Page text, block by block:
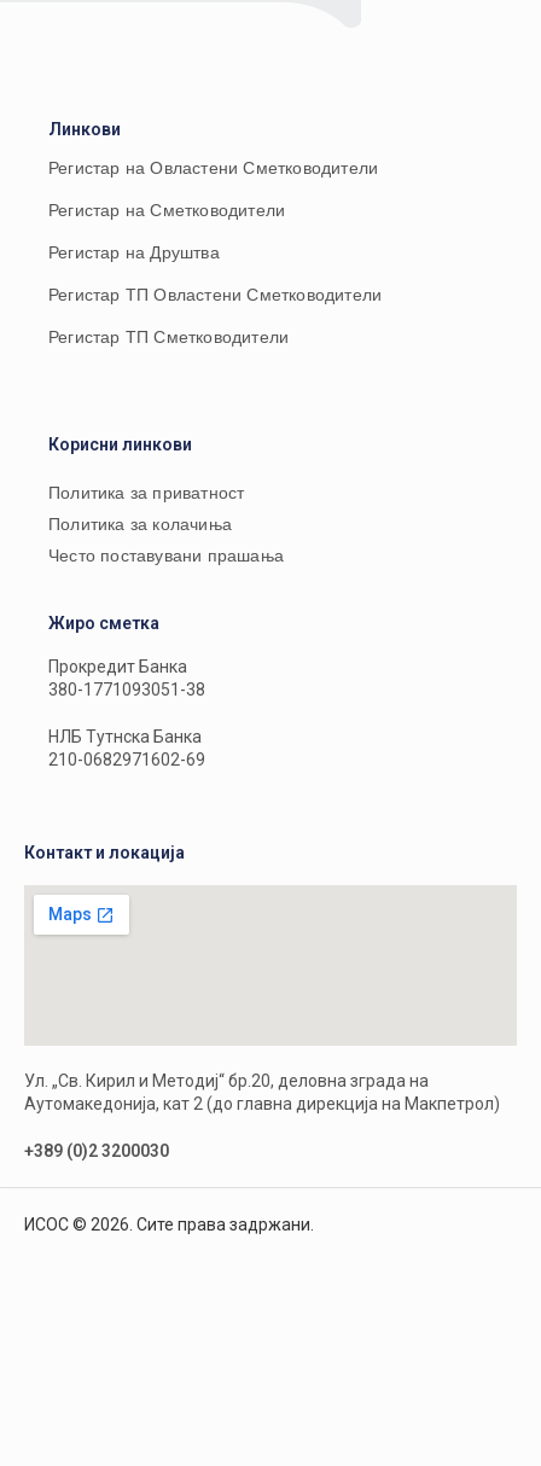
Линкови
Регистар на Овластени Сметководители
Регистар на Сметководители
Регистар на Друштва
Регистар ТП Овластени Сметководители
Регистар ТП Сметководители
Корисни линкови
Политика за приватност
Политика за колачиња
Често поставувани прашања
Жиро сметка
Прокредит Банка
380-1771093051-38
НЛБ Тутнска Банка
210-0682971602-69
Контакт и локација
Ул. „Св. Кирил и Методиј“ бр.20, деловна зграда на
Аутомакедонија, кат 2 (до главна дирекција на Макпетрол)
+389 (0)2 3200030
ИСОС © 2026. Сите права задржани.